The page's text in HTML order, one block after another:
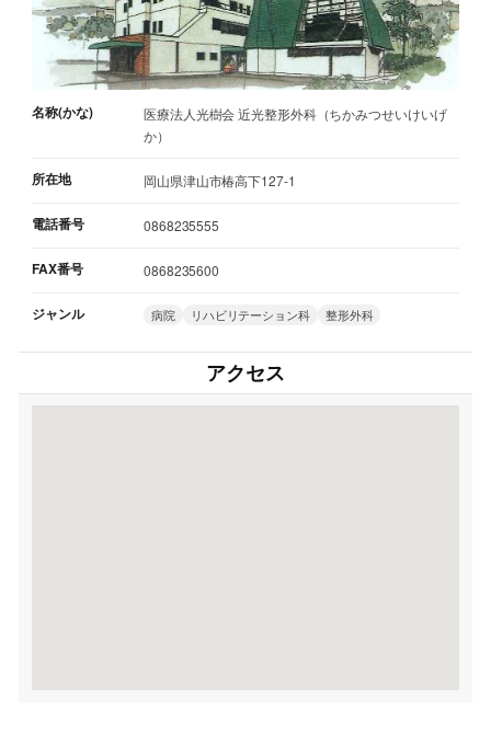
名称(かな)
医療法人光樹会 近光整形外科（ちかみつせいけいげ
か）
所在地 岡山県津山市椿高下127-1
電話番号 0868235555
FAX番号 0868235600
ジャンル 病院 リハビリテーション科 整形外科
アクセス